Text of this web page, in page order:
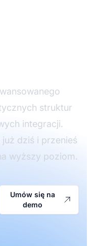
struktur
integracji.
już dziś i przenieś
wyższy poziom.
Umów się na
demo